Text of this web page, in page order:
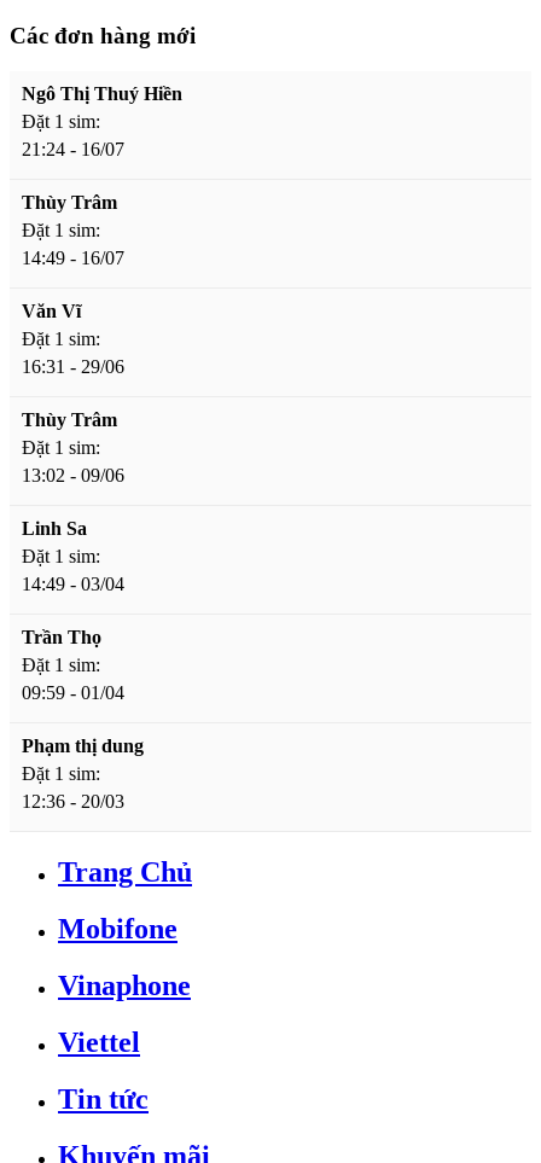
Các đơn hàng mới
Ngô Thị Thuý Hiền
Đặt 1 sim:
21:24 - 16/07
Thùy Trâm
Đặt 1 sim:
14:49 - 16/07
Văn Vĩ
Đặt 1 sim:
16:31 - 29/06
Thùy Trâm
Đặt 1 sim:
13:02 - 09/06
Linh Sa
Đặt 1 sim:
14:49 - 03/04
Trần Thọ
Đặt 1 sim:
09:59 - 01/04
Phạm thị dung
Đặt 1 sim:
12:36 - 20/03
Trang Chủ
Mobifone
Vinaphone
Viettel
Tin tức
Khuyến mãi